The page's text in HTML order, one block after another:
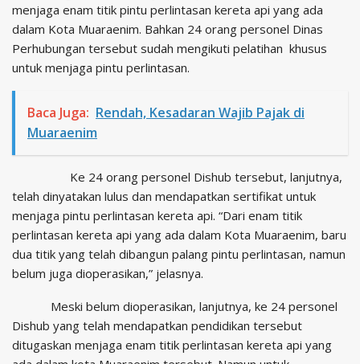
menjaga enam titik pintu perlintasan kereta api yang ada
dalam Kota Muaraenim. Bahkan 24 orang personel Dinas
Perhubungan tersebut sudah mengikuti pelatihan khusus
untuk menjaga pintu perlintasan.
Baca Juga: Rendah, Kesadaran Wajib Pajak di
Muaraenim
Ke 24 orang personel Dishub tersebut, lanjutnya,
telah dinyatakan lulus dan mendapatkan sertifikat untuk
menjaga pintu perlintasan kereta api. “Dari enam titik
perlintasan kereta api yang ada dalam Kota Muaraenim, baru
dua titik yang telah dibangun palang pintu perlintasan, namun
belum juga dioperasikan,” jelasnya.
Meski belum dioperasikan, lanjutnya, ke 24 personel
Dishub yang telah mendapatkan pendidikan tersebut
ditugaskan menjaga enam titik perlintasan kereta api yang